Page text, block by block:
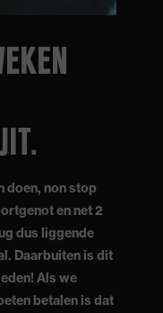
doen, non stop
en net 2
dus liggende
Daarbuiten is dit
Als we
betalen is dat